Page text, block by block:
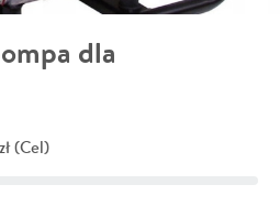
dla
(Cel)